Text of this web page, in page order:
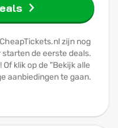
zijn nog
de eerste deals.
klik op de "Bekijk alle
aanbiedingen te gaan.